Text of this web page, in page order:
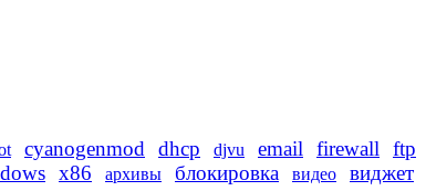
cyanogenmod dhcp djvu email firewall ftp
x86 архивы блокировка видео виджет